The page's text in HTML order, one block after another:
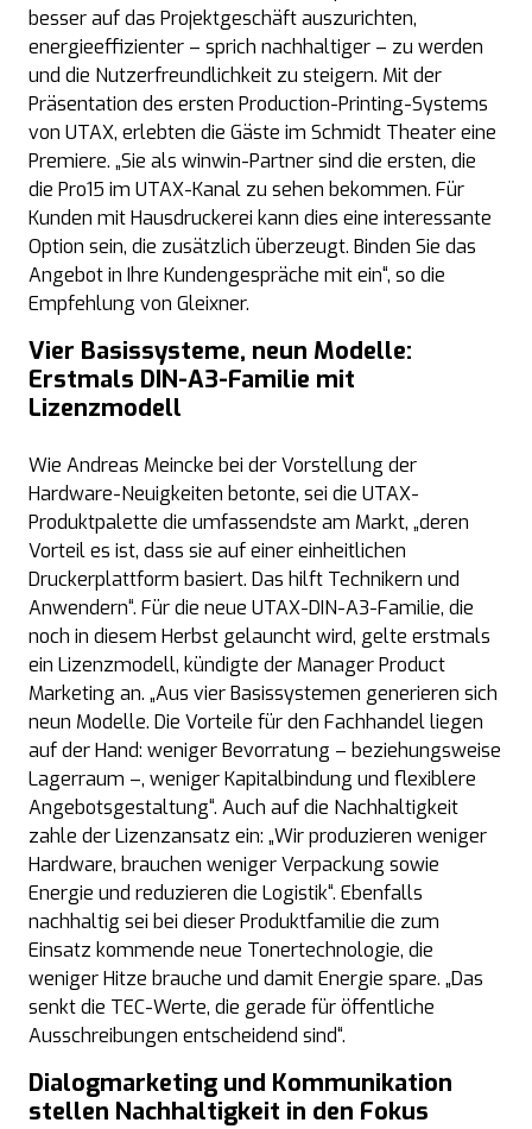
besser auf das Projektgeschäft auszurichten,
energieeffizienter – sprich nachhaltiger – zu werden
und die Nutzerfreundlichkeit zu steigern. Mit der
Präsentation des ersten Production-Printing-Systems
von UTAX, erlebten die Gäste im Schmidt Theater eine
Premiere. „Sie als winwin-Partner sind die ersten, die
die Pro15 im UTAX-Kanal zu sehen bekommen. Für
Kunden mit Hausdruckerei kann dies eine interessante
Option sein, die zusätzlich überzeugt. Binden Sie das
Angebot in Ihre Kundengespräche mit ein“, so die
Empfehlung von Gleixner.
Vier Basissysteme, neun Modelle:
Erstmals DIN-A3-Familie mit
Lizenzmodell
Wie Andreas Meincke bei der Vorstellung der
Hardware-Neuigkeiten betonte, sei die UTAX-
Produktpalette die umfassendste am Markt, „deren
Vorteil es ist, dass sie auf einer einheitlichen
Druckerplattform basiert. Das hilft Technikern und
Anwendern“. Für die neue UTAX-DIN-A3-Familie, die
noch in diesem Herbst gelauncht wird, gelte erstmals
ein Lizenzmodell, kündigte der Manager Product
Marketing an. „Aus vier Basissystemen generieren sich
neun Modelle. Die Vorteile für den Fachhandel liegen
auf der Hand: weniger Bevorratung – beziehungsweise
Lagerraum –, weniger Kapitalbindung und flexiblere
Angebotsgestaltung“. Auch auf die Nachhaltigkeit
zahle der Lizenzansatz ein: „Wir produzieren weniger
Hardware, brauchen weniger Verpackung sowie
Energie und reduzieren die Logistik“. Ebenfalls
nachhaltig sei bei dieser Produktfamilie die zum
Einsatz kommende neue Tonertechnologie, die
weniger Hitze brauche und damit Energie spare. „Das
senkt die TEC-Werte, die gerade für öffentliche
Ausschreibungen entscheidend sind“.
Dialogmarketing und Kommunikation
stellen Nachhaltigkeit in den Fokus